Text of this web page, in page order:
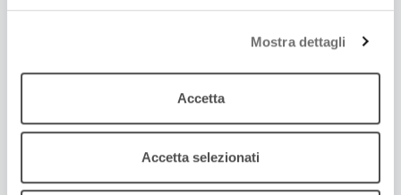
Mostra dettagli
Accetta
Accetta selezionati
CORPI DESIDERANTI, CORPI RESISTENTI. ECCO
GENDER BENDER XXII EDIZIONE
Ne parlano Daniele Del Pozzo e Mauro Meneghelli